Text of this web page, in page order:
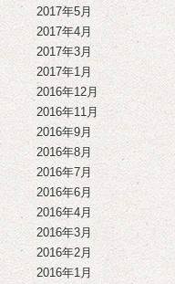
2017年5月
2017年4月
2017年3月
2017年1月
2016年12月
2016年11月
2016年9月
2016年8月
2016年7月
2016年6月
2016年4月
2016年3月
2016年2月
2016年1月